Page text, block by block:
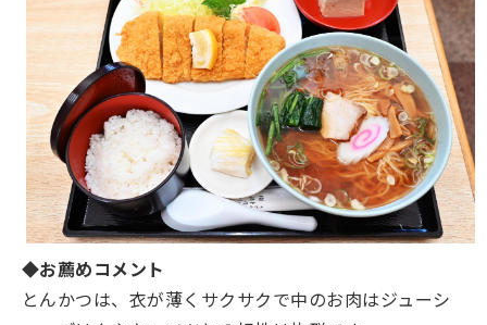
◆お薦めコメント
とんかつは、衣が薄くサクサクで中のお肉はジューシ